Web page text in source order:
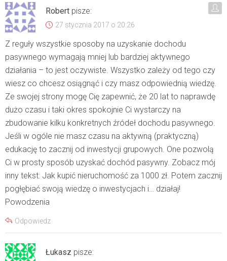
Robert pisze:
27 stycznia 2017 o 20:26
Z reguły wszystkie sposoby na uzyskanie dochodu
pasywnego wymagają mniej lub bardziej aktywnego
działania – to jest oczywiste. Wszystko zależy od tego czy
wiesz co chcesz osiągnąć i czy masz odpowiednią wiedzę.
Ze swojej strony mogę Cię zapewnić, że 20 lat to naprawdę
dużo czasu i taki okres spokojnie Ci wystarczy na
zbudowanie kilku konkretnych źródeł dochodu pasywnego.
Jeśli w ogóle nie masz czasu na aktywną (praktyczną)
edukację to zacznij od inwestycji grupowych. One pozwolą
Ci w prosty sposób uzyskać dochód pasywny. Zobacz mój
inny tekst: Jak kupić nieruchomość za 1000 zł. Potem zacznij
pogłębiać swoją wiedzę o inwestycjach i… działaj!
Powodzenia
Odpowiedz
Łukasz pisze: